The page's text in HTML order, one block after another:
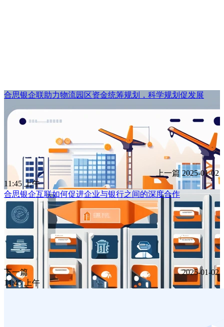
合思银企联助力物流园区资金统筹规划，科学规划促发展
上一篇 2025-01-02
11:45 上午
合思银企互联如何促进企业与银行之间的深度合作
下一篇
2025-01-02
11:45 上午